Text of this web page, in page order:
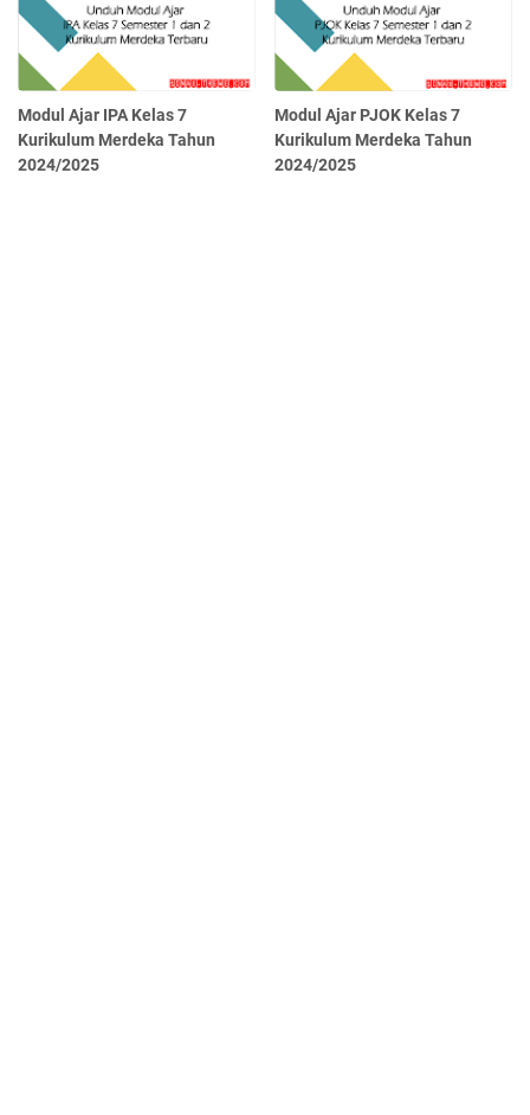
Modul Ajar IPA Kelas 7
Kurikulum Merdeka Tahun
2024/2025
Modul Ajar PJOK Kelas 7
Kurikulum Merdeka Tahun
2024/2025